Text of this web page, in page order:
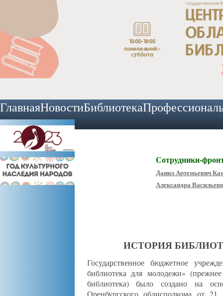
ГлавнаяНовостиБиблиотека
Сотрудники-
Данил Артемьевич
Александра
ИСТОРИЯ
Государственное бюджетное
библиотека для молодежи»
библиотека) было создано на
Оренбургского облисполкома от